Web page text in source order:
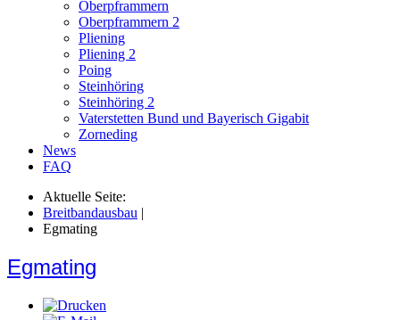
Oberpframmern
Oberpframmern 2
Pliening
Pliening 2
Poing
Steinhöring
Steinhöring 2
Vaterstetten Bund und Bayerisch Gigabit
Zorneding
News
FAQ
Aktuelle Seite:
Breitbandausbau |
Egmating
Egmating